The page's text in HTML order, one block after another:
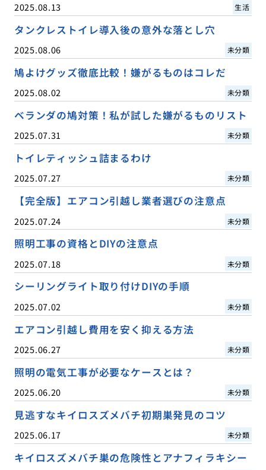
2025.08.13 生活
タンクレストイレ導入後の意外な落とし穴
2025.08.06 未分類
鳩よけグッズ徹底比較！嫌がるものはコレだ
2025.08.02 未分類
ベランダの鳩対策！私が試した嫌がるものリスト
2025.07.31 未分類
トイレティッシュ詰まるわけ
2025.07.27 未分類
【完全版】エアコン引越し業者選びの注意点
2025.07.24 未分類
照明工事の資格とDIYの注意点
2025.07.18 未分類
シーリングライト取り付けDIYの手順
2025.07.02 未分類
エアコン引越し費用を安く抑える方法
2025.06.27 未分類
照明の電気工事が必要なケースとは？
2025.06.20 未分類
見逃すなキイロスズメバチ初期巣発見のコツ
2025.06.17 未分類
キイロスズメバチ巣の危険性とアナフィラキシー